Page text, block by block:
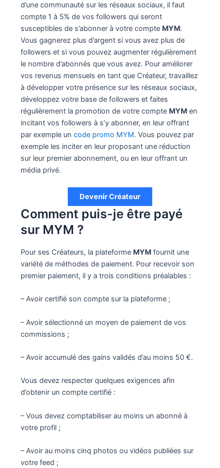
d’une communauté sur les réseaux sociaux, il faut
compte 1 à 5% de vos followers qui seront
susceptibles de s’abonner à votre compte MYM.
Vous gagnerez plus d’argent si vous avez plus de
followers et si vous pouvez augmenter régulièrement
le nombre d’abonnés que vous avez. Pour améliorer
vos revenus mensuels en tant que Créateur, travaillez
à développer votre présence sur les réseaux sociaux,
développez votre base de followers et faites
régulièrement la promotion de votre compte MYMen
incitant vos followers à s’y abonner, en leur offrant
par exemple un code promo MYM. Vous pouvez par
exemple les inciter en leur proposant une réduction
sur leur premier abonnement, ou en leur offrant un
média privé.
Devenir Créateur
Comment puis-je être payé
sur MYM ?
Pour ses Créateurs, la plateforme MYMfournit une
variété de méthodes de paiement. Pour recevoir son
premier paiement, il y a trois conditions préalables :
– Avoir certifié son compte sur la plateforme ;
– Avoir sélectionné un moyen de paiement de vos
commissions ;
– Avoir accumulé des gains validés d’au moins 50 €.
Vous devez respecter quelques exigences afin
d’obtenir un compte certifié :
– Vous devez comptabiliser au moins un abonné à
votre profil ;
– Avoir au moins cinq photos ou vidéos publiées sur
votre feed ;